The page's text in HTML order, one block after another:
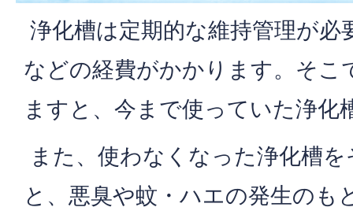
浄化槽は定期的な維持管理が必
などの経費がかかります。そこ
ますと、今まで使っていた浄化
また、使わなくなった浄化槽
と、悪臭や蚊・ハエの発生のも